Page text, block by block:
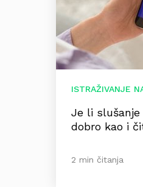
ISTRAŽIVANJE
Je li slušanje
dobro kao i
2 min čitanja